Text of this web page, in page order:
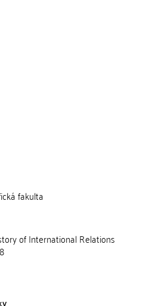
fakulta
of International Relations